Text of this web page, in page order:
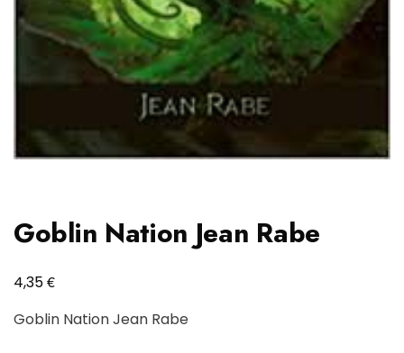
Goblin Nation Jean Rabe
4,35€
Goblin Nation Jean Rabe